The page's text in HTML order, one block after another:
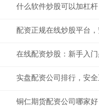
什么软件炒股可以加杠
配资正规在线炒股平台
在线配资炒股：新手入
实盘配资公司排行，安
铜仁期货配资公司哪家